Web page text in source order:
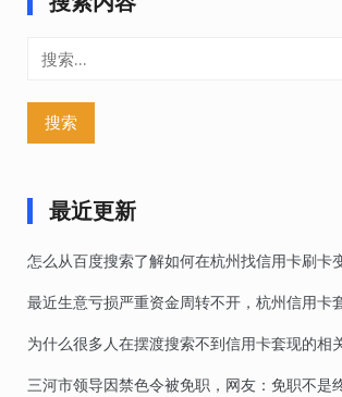
最近更新
怎么从百度搜索了解如何在杭州找信用卡刷卡
最近生意亏损严重资金周转不开，杭州信用卡
为什么很多人在摆渡搜索不到信用卡套现的相
三河市领导因禁色令被免职，网友：免职不是